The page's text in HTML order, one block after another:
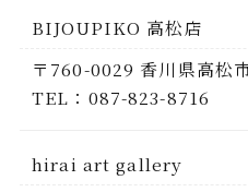
BIJOUPIKO 高松店
〒760-0029 香川県高松
TEL：087-823-8716
hirai art gallery